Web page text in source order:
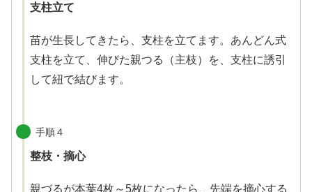
支柱立て
苗が生長してきたら、支柱を立てます。あんどん式
支柱を立て、伸びた親つる（主枝）を、支柱に誘引
して紐で結びます。
手順４
整枝・摘心
親づるが本葉4枚～5枚になったら、先端を摘心する